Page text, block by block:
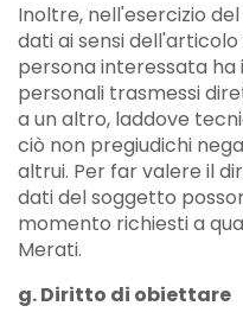
Inoltre, nell'esercizio
dati ai sensi dell'articolo
persona interessata
personali trasmessi
a un altro, laddove
ciò non pregiudichi
altrui. Per far valere il
dati del soggetto
momento richiesti a
Merati.
g. Diritto di obiettare